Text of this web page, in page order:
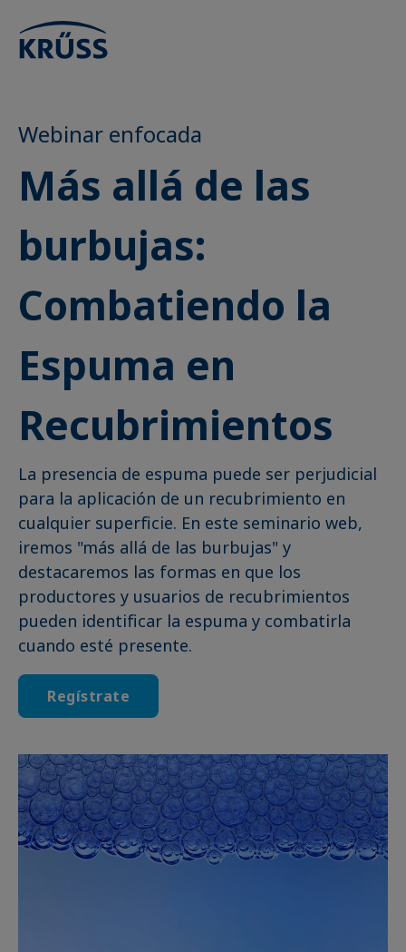
Webinar enfocada
Más allá de las
burbujas:
Combatiendo la
Espuma en
Recubrimientos
La presencia de espuma puede ser perjudicial
para la aplicación de un recubrimiento en
cualquier superficie. En este seminario web,
iremos "más allá de las burbujas" y
destacaremos las formas en que los
productores y usuarios de recubrimientos
pueden identificar la espuma y combatirla
cuando esté presente.
Regístrate